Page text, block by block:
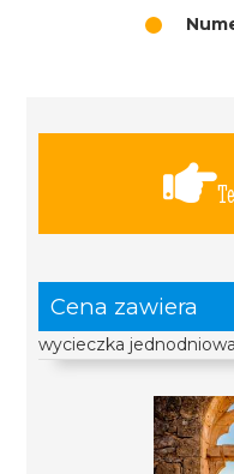
Cena zawiera
wycieczka jednodniowa